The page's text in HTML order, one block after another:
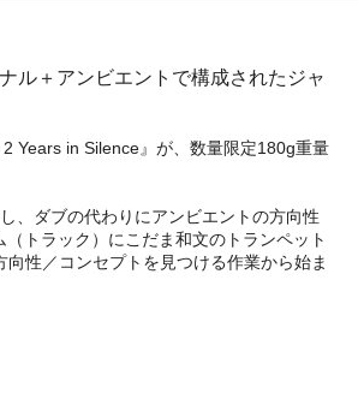
ル＋アンビエントで構成されたジャ
Years in Silence』が、数量限定180g重量
、ダブの代わりにアンビエントの方向性
トラック）にこだま和文のトランペット
性／コンセプトを見つける作業から始ま